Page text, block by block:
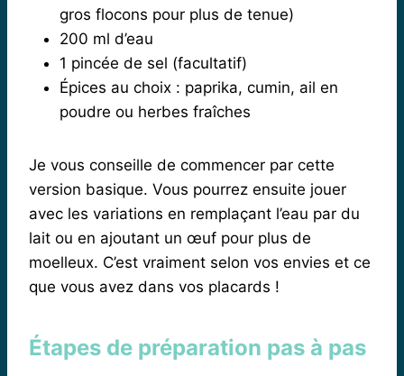
gros flocons pour plus de tenue)
200 ml d’eau
1 pincée de sel (facultatif)
Épices au choix : paprika, cumin, ail en
poudre ou herbes fraîches
Je vous conseille de commencer par cette
version basique. Vous pourrez ensuite jouer
avec les variations en remplaçant l’eau par du
lait ou en ajoutant un œuf pour plus de
moelleux. C’est vraiment selon vos envies et ce
que vous avez dans vos placards !
Étapes de préparation pas à pas